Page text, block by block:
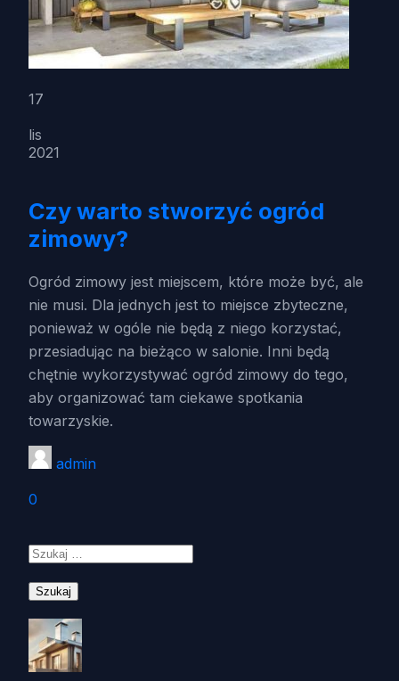
17
lis
2021
Czy warto stworzyć ogród
zimowy?
Ogród zimowy jest miejscem, które może być, ale
nie musi. Dla jednych jest to miejsce zbyteczne,
ponieważ w ogóle nie będą z niego korzystać,
przesiadując na bieżąco w salonie. Inni będą
chętnie wykorzystywać ogród zimowy do tego,
aby organizować tam ciekawe spotkania
towarzyskie.
admin
0